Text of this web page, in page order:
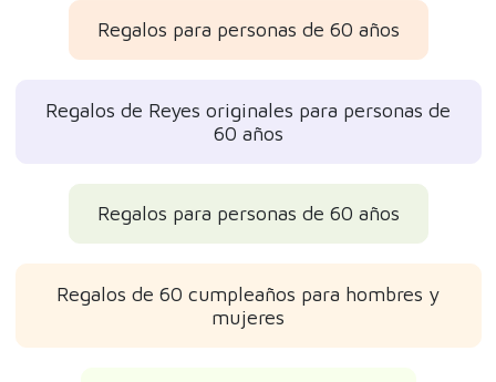
Regalos para personas de 60 años
Regalos de Reyes originales para personas de
60 años
Regalos para personas de 60 años
Regalos de 60 cumpleaños para hombres y
mujeres